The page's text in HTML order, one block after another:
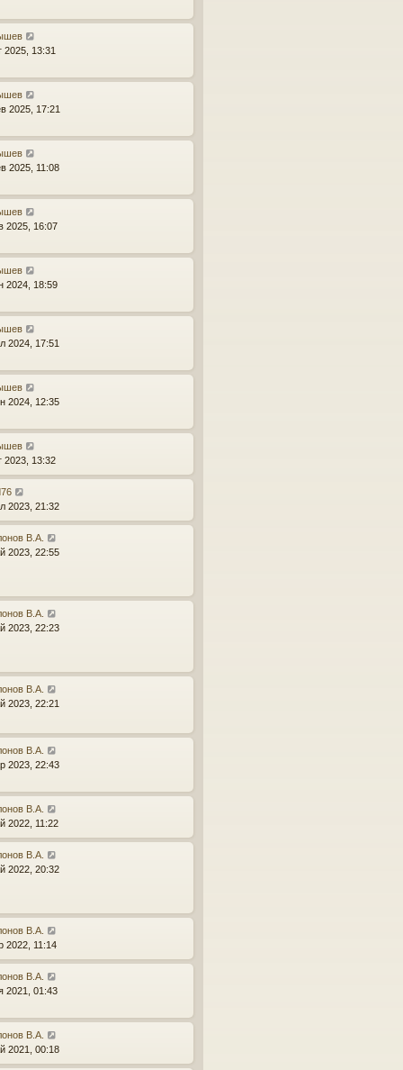
2025, 13:31
2025, 17:21
2025, 11:08
2025, 16:07
2024, 18:59
2024, 17:51
2024, 12:35
2023, 13:32
2023, 21:32
В.А.
2023, 22:55
В.А.
2023, 22:23
В.А.
2023, 22:21
В.А.
2023, 22:43
В.А.
2022, 11:22
В.А.
2022, 20:32
В.А.
2022, 11:14
В.А.
2021, 01:43
В.А.
2021, 00:18